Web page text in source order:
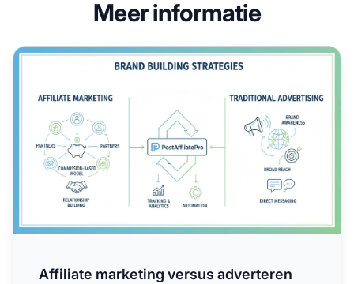
Meer informatie
Affiliate marketing versus adverteren voor merkopbouw:
Affiliate marketing versus adverteren